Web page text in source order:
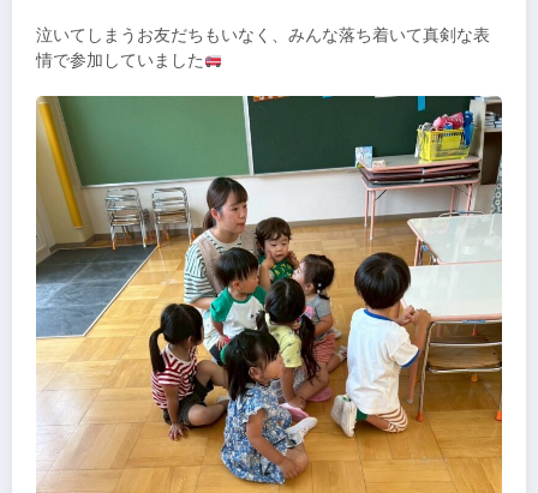
泣いてしまうお友だちもいなく、みんな落ち着いて真剣な表
情で参加していました